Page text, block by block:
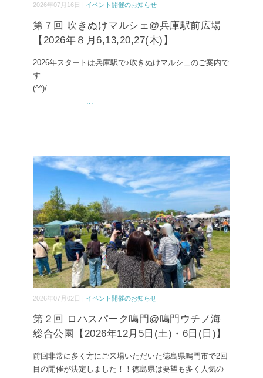
2026年07月16日 | イベント開催のお知らせ
第７回 吹きぬけマルシェ@兵庫駅前広場
【2026年８月6,13,20,27(木)】
2026年スタートは兵庫駅で♪吹きぬけマルシェのご案内で
す
(^^)/
2026年07月02日 | イベント開催のお知らせ
第２回 ロハスパーク鳴門@鳴門ウチノ海
総合公園【2026年12月5日(土)・6日(日)】
前回非常に多く方にご来場いただいた徳島県鳴門市で2回
目の開催が決定しました！！徳島県は要望も多く人気の